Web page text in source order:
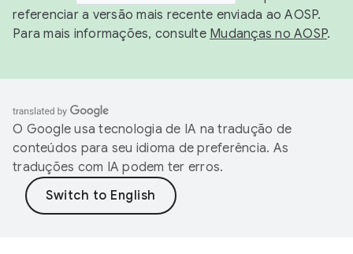
referenciar a versão mais recente enviada ao AOSP.
Para mais informações, consulte Mudanças no AOSP.
O Google usa tecnologia de IA na tradução de
conteúdos para seu idioma de preferência. As
traduções com IA podem ter erros.